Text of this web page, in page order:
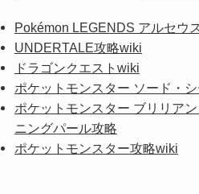
Pokémon LEGENDS アルセウ
UNDERTALE攻略wiki
ドラゴンクエストwiki
ポケットモンスター ソード・
ポケットモンスター ブリリア
ニングパール攻略
ポケットモンスター攻略wiki